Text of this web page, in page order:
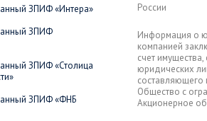
ЗПИФ «Интера»
ЗПИФ
ЗПИФ «Столица
ЗПИФ «ФНБ
России
Информация о
компанией
счет
юридических
составляющего
Общество с
Акционерное